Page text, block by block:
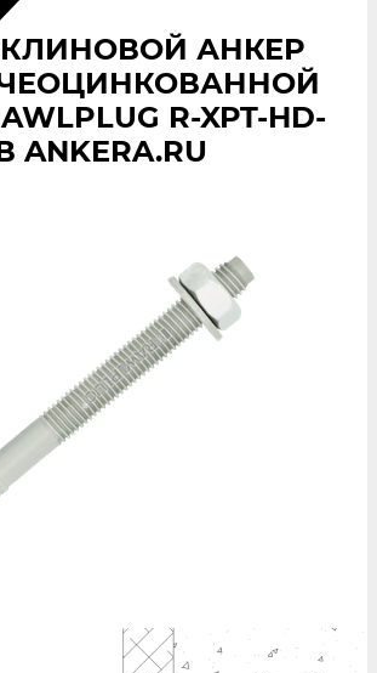
АНКЕР
R-XPT-HD-
ANKERA.RU